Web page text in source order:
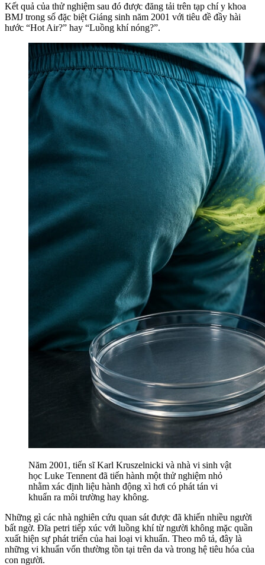
Kết quả của thử nghiệm sau đó được đăng tải trên tạp chí y khoa
BMJ trong số đặc biệt Giáng sinh năm 2001 với tiêu đề đầy hài
hước “Hot Air?” hay “Luồng khí nóng?”.
Năm 2001, tiến sĩ Karl Kruszelnicki và nhà vi sinh vật
học Luke Tennent đã tiến hành một thử nghiệm nhỏ
nhằm xác định liệu hành động xì hơi có phát tán vi
khuẩn ra môi trường hay không.
Những gì các nhà nghiên cứu quan sát được đã khiến nhiều người
bất ngờ. Đĩa petri tiếp xúc với luồng khí từ người không mặc quần
xuất hiện sự phát triển của hai loại vi khuẩn. Theo mô tả, đây là
những vi khuẩn vốn thường tồn tại trên da và trong hệ tiêu hóa của
con người.